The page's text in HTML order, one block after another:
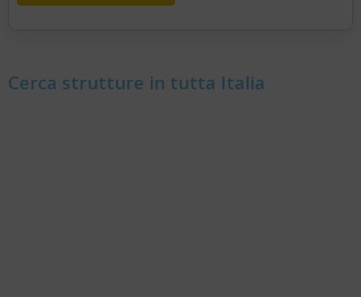
Cerca strutture in tutta Italia